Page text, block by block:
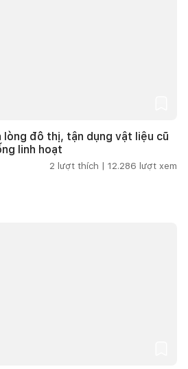
lòng đô thị, tận dụng vật liệu cũ
linh hoạt
2 lượt thích | 12.286 lượt xem